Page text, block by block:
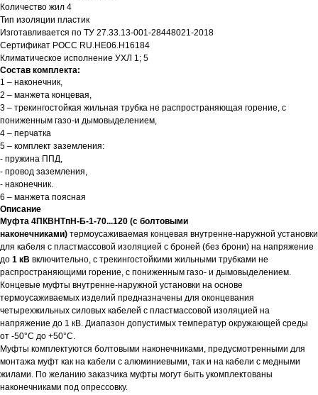
Количество жил 4
Тип изоляции пластик
Изготавливается по ТУ 27.33.13-001-28448021-2018
Сертификат РОСС RU.HЕ06.Н16184
Климатическое исполнение УХЛ 1; 5
Состав комплекта:
1 – наконечник,
2 – манжета концевая,
3 – трекингостойкая жильная трубка не распространяющая горение, с
пониженным газо-и дымовыделением,
4 – перчатка
5 – комплект заземления:
- пружина ППД,
- провод заземления,
- наконечник.
6 – манжета поясная
Описание
Муфта 4ПКВНТпН-Б-1-70...120 (с болтовыми
наконечниками) термоусаживаемая концевая внутренне-наружной установки
для кабеля с пластмассовой изоляцией с броней (без брони) на напряжение
до 1 кВ включительно, с трекингостойкими жильными трубками не
распространяющими горение, с пониженным газо- и дымовыделением.
Концевые муфты внутренне-наружной установки на основе
термоусаживаемых изделий предназначены для оконцевания
четырехжильных силовых кабелей с пластмассовой изоляцией на
напряжение до 1 кВ. Диапазон допустимых температур окружающей среды
от -50°С до +50°С.
Муфты комплектуются болтовыми наконечниками, предусмотренными для
монтажа муфт как на кабели с алюминиевыми, так и на кабели с медными
жилами. По желанию заказчика муфты могут быть укомплектованы
наконечниками под опрессовку.